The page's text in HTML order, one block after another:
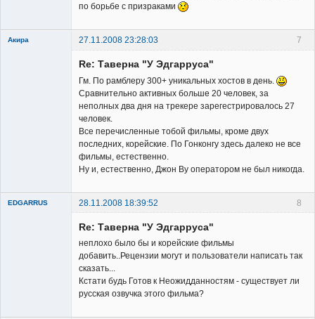
по борьбе с призраками
7
Акира 27.11.2008 23:28:03
Re: Таверна "У Эдгарруса"
Гм. По рамблеру 300+ уникальных хостов в день.
Сравнительно активных больше 20 человек, за
неполных два дня на трекере зарегестрировалось 27
человек.
Все перечисленные тобой фильмы, кроме двух
последних, корейские. По Гонконгу здесь далеко не все
фильмы, естественно.
Ну и, естественно, Джон Ву оператором не был никогда.
8
EDGARRUS
28.11.2008 18:39:52
Re: Таверна "У Эдгарруса"
неплохо было бы и корейские фильмы
добавить..Рецензии могут и пользователи написать так
сказать...
Кстати будь Готов к Неожидданностям - существует ли
русская озвучка этого фильма?